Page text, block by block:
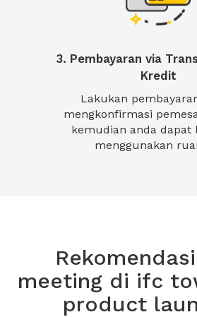
3. Pembayaran via
Kredit
Lakukan
mengkonfirmasi
kemudian anda dapat
menggunakan
meeting di ifc
product